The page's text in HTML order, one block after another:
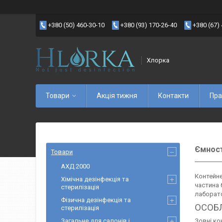
+380 (50) 460-30-10 +380 (93) 170-26-40 +380 (67)
Хлорка
Товари Акція тижня Контакти
частина
Товари
АХД 2000
Хімічна дезінфекція та
стерилізація
Фізична дезінфекція та
стерилізація